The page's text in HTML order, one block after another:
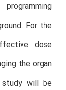
For the
dose
the organ
study will be